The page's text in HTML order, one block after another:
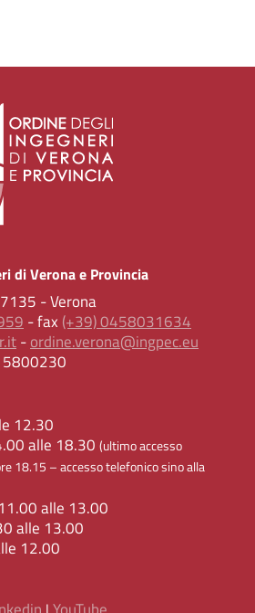
di Verona e Provincia
- Verona
- fax (+39) 0458031634
-ordine.verona@ingpec.eu
12.30
alle 18.30 (ultimo accesso
18.15 – accesso telefonico sino alla
alle 13.00
alle 13.00
12.00